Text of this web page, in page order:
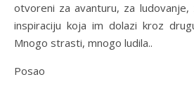
otvoreni za avanturu, za
inspiraciju koja im dolazi kroz
Mnogo strasti, mnogo ludila..
Posao